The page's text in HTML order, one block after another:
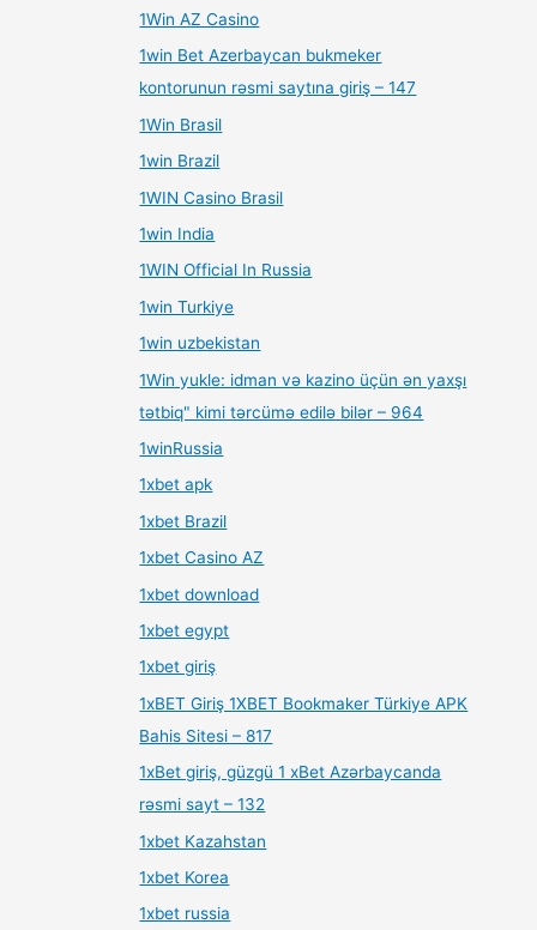
1Win AZ Casino
1win Bet Azerbaycan bukmeker
kontorunun rəsmi saytına giriş – 147
1Win Brasil
1win Brazil
1WIN Casino Brasil
1win India
1WIN Official In Russia
1win Turkiye
1win uzbekistan
1Win yukle: idman və kazino üçün ən yaxşı
tətbiq" kimi tərcümə edilə bilər – 964
1winRussia
1xbet apk
1xbet Brazil
1xbet Casino AZ
1xbet download
1xbet egypt
1xbet giriş
1xBET Giriş 1XBET Bookmaker Türkiye APK
Bahis Sitesi – 817
1xBet giriş, güzgü 1 xBet Azərbaycanda
rəsmi sayt – 132
1xbet Kazahstan
1xbet Korea
1xbet russia